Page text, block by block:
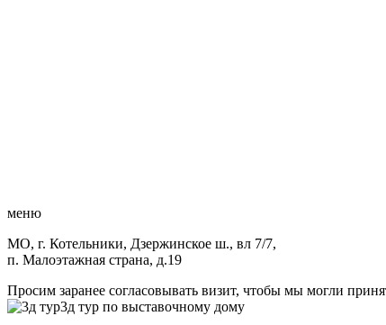
меню
МО, г. Котельники, Дзержинское ш., вл 7/7,
п. Малоэтажная страна, д.19
Просим заранее согласовывать визит, чтобы мы могли
3д тур по выставочному дому